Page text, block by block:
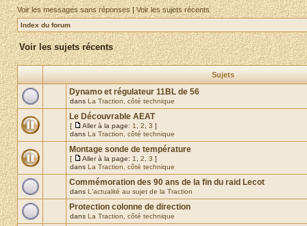
Voir les messages sans réponses|Voir les sujets récents
Index du forum
Voir les sujets récents
Sujets
Dynamo et régulateur 11BL de 56
dans La Traction, côté technique
Le Découvrable AEAT
[ Aller à la page: 1 2 3 ]
dans La Traction, côté technique
Montage sonde de température
[ Aller à la page: 1 2 3 ]
dans La Traction, côté technique
Commémoration des 90 ans de la fin du raid Lecot
dans L'actualité au sujet de la Traction
Protection colonne de direction
dans La Traction, côté technique